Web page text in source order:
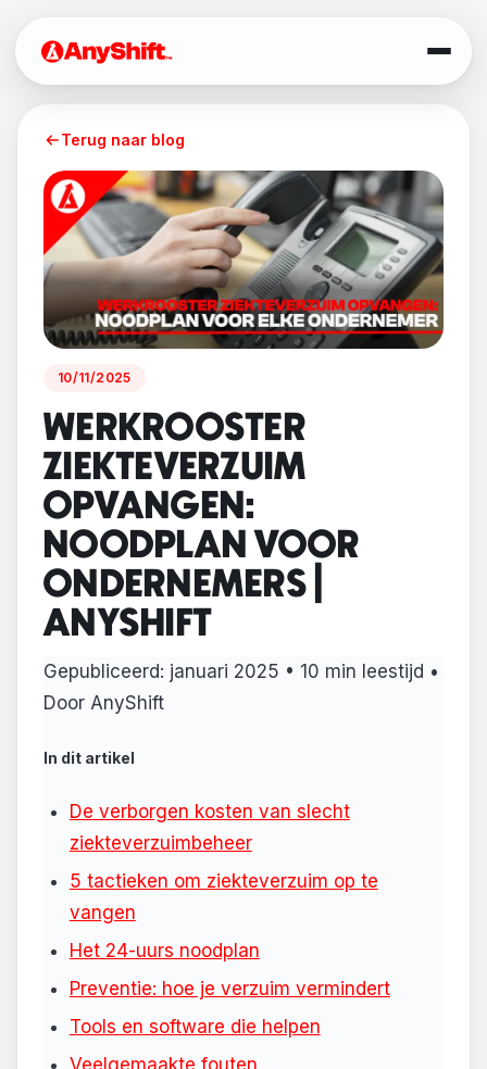
Terug naar blog
10/11/2025
WERKROOSTER
ZIEKTEVERZUIM
OPVANGEN:
NOODPLAN VOOR
ONDERNEMERS |
ANYSHIFT
Gepubliceerd: januari 2025 • 10 min leestijd •
Door AnyShift
In dit artikel
De verborgen kosten van slecht
ziekteverzuimbeheer
5 tactieken om ziekteverzuim op te
vangen
Het 24-uurs noodplan
Preventie: hoe je verzuim vermindert
Tools en software die helpen
Veelgemaakte fouten